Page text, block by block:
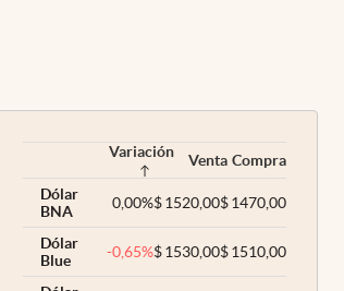
Variación Venta Compra
Dólar
BNA
0,00%$1520,00$1470,00
Dólar
Blue
-0,65%$1530,00$1510,00